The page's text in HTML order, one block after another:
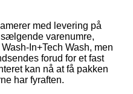
med levering på
varenumre,
In+Tech Wash, men
forud for et fast
kan nå at få pakken
har fyraften.